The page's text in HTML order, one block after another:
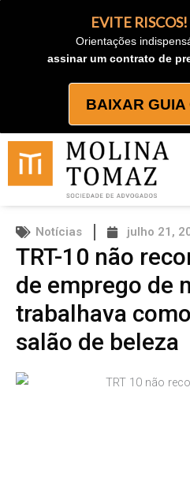
EVITE RISCOS!
Orientações
assinar um contrato de
BAIXAR GUIA
Notícias julho 21,
TRT-10 não
de emprego de
trabalhava
salão de beleza